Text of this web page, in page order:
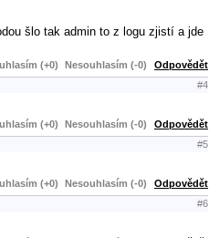
šlo tak admin to z logu zjistí a jde
(+0) Nesouhlasím (-0) Odpovědět
#4
(+0) Nesouhlasím (-0) Odpovědět
#5
(+0) Nesouhlasím (-0) Odpovědět
#6